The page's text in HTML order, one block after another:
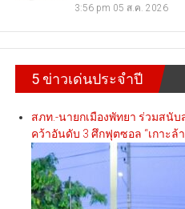
3:56 pm 05 ส.ค. 2026
5 ข่าวเด่นประจำปี
สภท.-นายกเมืองพัทยา ร่วมสนับ
คว้าอันดับ 3 ศึกฟุตซอล “เกาะล้